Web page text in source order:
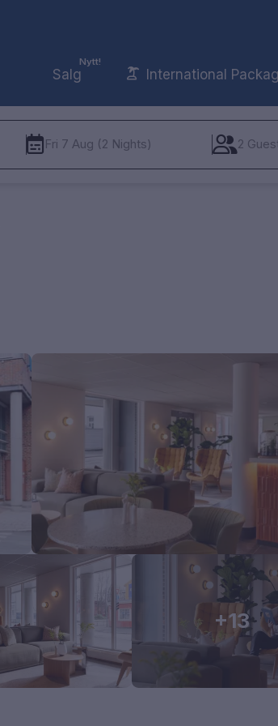
Nytt!
Salg International
Fri 7 Aug (2 Nights) 2
+13